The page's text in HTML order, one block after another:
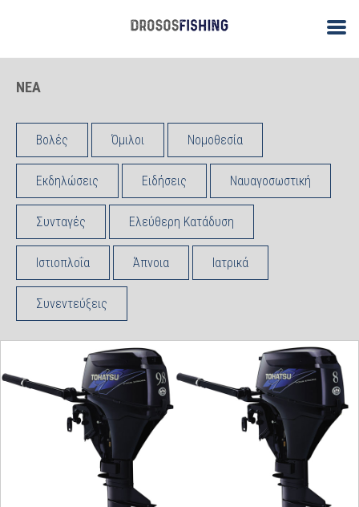
ΝΕΑ
Βολές Όμιλοι Νομοθεσία
Εκδηλώσεις Ειδήσεις Ναυαγοσωστική
Συνταγές Ελεύθερη Κατάδυση
Ιστιοπλοΐα Άπνοια Ιατρικά
Συνεντεύξεις